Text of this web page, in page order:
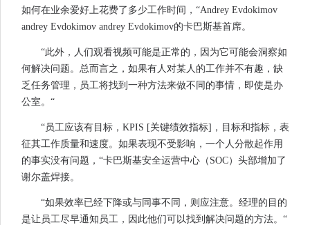
如何在业余爱好上花费了多少工作时间，“Andrey Evdokimov
andrey Evdokimov andrey Evdokimov的卡巴斯基首席。
“此外，人们观看视频可能是正常的，因为它可能会洞察如
何解决问题。总而言之，如果有人对某人的工作并不有趣，缺
乏任务管理，员工将找到一种方法来做不同的事情，即使是办
公室。“
“员工应该有目标，KPIS [关键绩效指标]，目标和指标，表
征其工作质量和速度。如果表现不受影响，一个人分散起作用
的事实没有问题，“卡巴斯基安全运营中心（SOC）头部增加了
谢尔盖焊接。
“如果效率已经下降或与同事不同，则应注意。经理的目的
是让员工尽早通知员工，因此他们可以找到解决问题的方法。“